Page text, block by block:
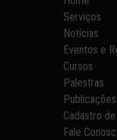
Serviços
Notícias
Eventos e
Cursos
Palestras
Publicações
Cadastro
Fale